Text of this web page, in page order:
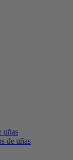
uñas
de uñas